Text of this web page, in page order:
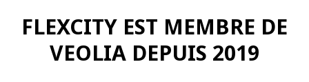
FLEXCITY EST MEMBRE DE
VEOLIA DEPUIS 2019